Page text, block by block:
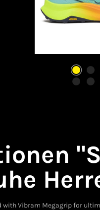
Vibram Megagrip for